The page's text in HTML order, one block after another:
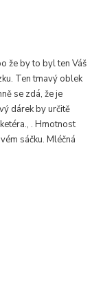
že by to byl ten Váš
Ten tmavý oblek
se zdá, že je
dárek by určitě
. Hmotnost
sáčku. Mléčná